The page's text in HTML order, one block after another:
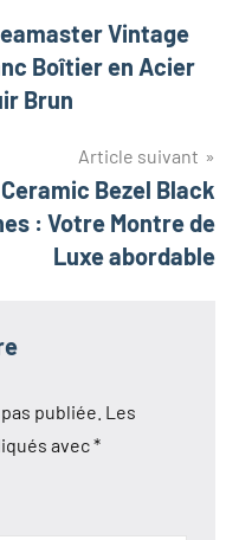
Vintage
Boîtier en Acier
Brun
Article suivant
Bezel Black
: Votre Montre de
Luxe abordable
publiée. Les
avec*